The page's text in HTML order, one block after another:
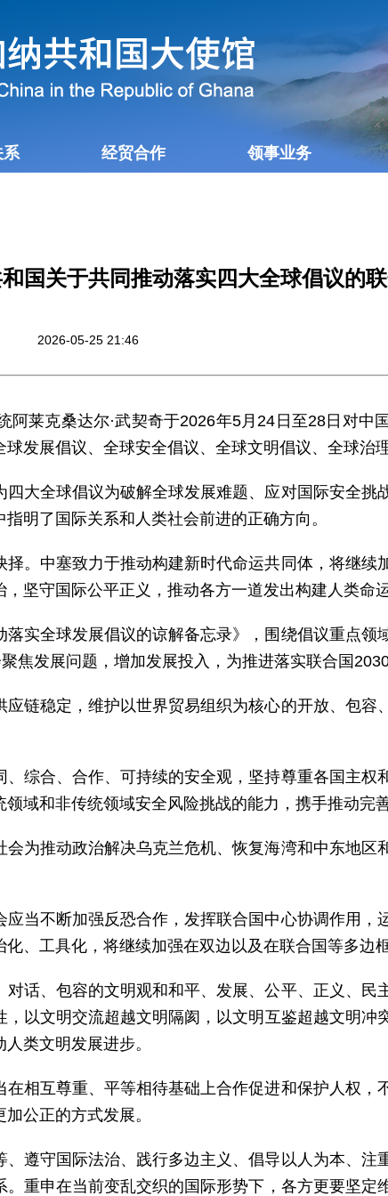
系 经贸合作 领事业务
国关于共同推动落实四大全球倡议的
2026-05-25 21:46
莱克桑达尔·武契奇于2026年5月24日至28日对中
发展倡议、全球安全倡议、全球文明倡议、全球治
大全球倡议为破解全球发展难题、应对国际安全挑
明了国际关系和人类社会前进的正确方向。
。中塞致力于推动构建新时代命运共同体，将继续
坚守国际公平正义，推动各方一道发出构建人类命
实全球发展倡议的谅解备忘录》，围绕倡议重点领
焦发展问题，增加发展投入，为推进落实联合国
链稳定，维护以世界贸易组织为核心的开放、包容
综合、合作、可持续的安全观，坚持尊重各国主权
域和非传统领域安全风险挑战的能力，携手推动完
为推动政治解决乌克兰危机、恢复海湾和中东地区
当不断加强反恐合作，发挥联合国中心协调作用，
、工具化，将继续加强在双边以及在联合国等多边
话、包容的文明观和和平、发展、公平、正义、民
以文明交流超越文明隔阂，以文明互鉴超越文明冲
类文明发展进步。
相互尊重、平等相待基础上合作促进和保护人权，
公正的方式发展。
遵守国际法治、践行多边主义、倡导以人为本、注
重申在当前变乱交织的国际形势下，各方更要坚定